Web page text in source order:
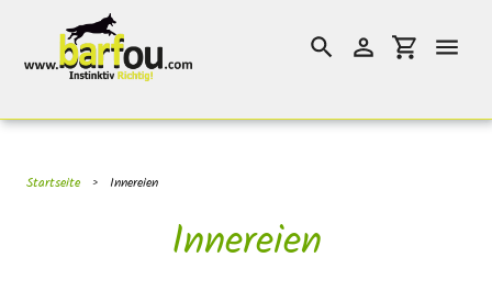
Inhalt
SuchenEinloggen
Startseite › Innereien
Innereien